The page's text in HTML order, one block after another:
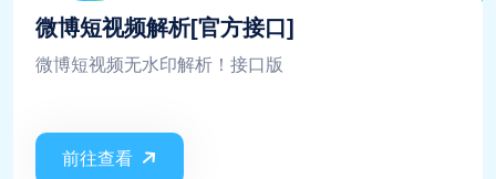
微博短视频解析[官方接口]
微博短视频无水印解析！接口版
前往查看